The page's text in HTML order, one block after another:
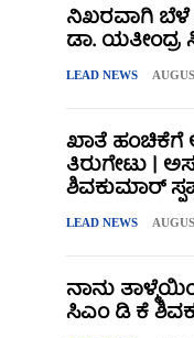
ನಿಖರವಾಗಿ ಬೆಳೆ
ಡಾ.
LEAD NEWS
ಖಾತೆ ಹಂಚಿಕೆಗೆ
ತಿರುಗೇಟು |
ಶಿವಕುಮಾರ್
LEAD NEWS
ನಾನು
ಸಿಎಂ ಡಿ ಕೆ